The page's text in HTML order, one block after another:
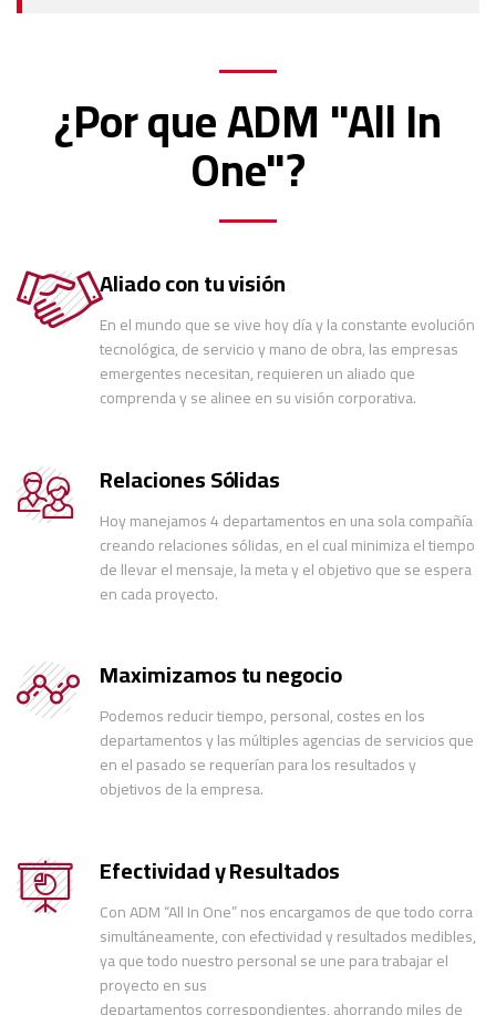
¿Por que ADM "All In
One"?
Aliado con tu visión
En el mundo que se vive hoy día y la constante evolución
tecnológica, de servicio y mano de obra, las empresas
emergentes necesitan, requieren un aliado que
comprenda y se alinee en su visión corporativa.
Relaciones Sólidas
Hoy manejamos 4 departamentos en una sola compañía
creando relaciones sólidas, en el cual minimiza el tiempo
de llevar el mensaje, la meta y el objetivo que se espera
en cada proyecto.
Maximizamos tu negocio
Podemos reducir tiempo, personal, costes en los
departamentos y las múltiples agencias de servicios que
en el pasado se requerían para los resultados y
objetivos de la empresa.
Efectividad y Resultados
Con ADM “All In One” nos encargamos de que todo corra
simultáneamente, con efectividad y resultados medibles,
ya que todo nuestro personal se une para trabajar el
proyecto en sus